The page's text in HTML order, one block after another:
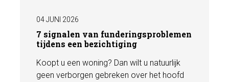
04 JUNI 2026
7 signalen van funderingsproblemen
tijdens een bezichtiging
Koopt u een woning? Dan wilt u natuurlijk
geen verborgen gebreken over het hoofd